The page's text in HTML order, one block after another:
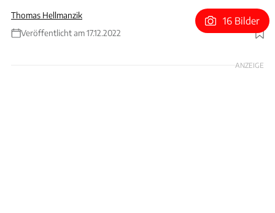
Thomas Hellmanzik
Veröffentlicht am 17.12.2022
Foto: Achim Hartmann
16 Bilder
ANZEIGE